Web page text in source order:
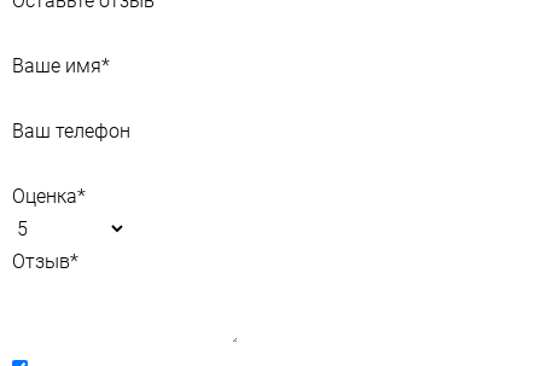
Ваше имя*
Ваш телефон
Оценка*
Отзыв*